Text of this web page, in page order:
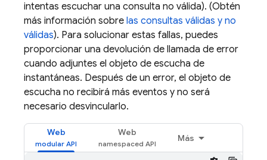
intentas escuchar una consulta no válida). (Obtén
más información sobre las consultas válidas y no
válidas). Para solucionar estas fallas, puedes
proporcionar una devolución de llamada de error
cuando adjuntes el objeto de escucha de
instantáneas. Después de un error, el objeto de
escucha no recibirá más eventos y no será
necesario desvincularlo.
Web Web
Más